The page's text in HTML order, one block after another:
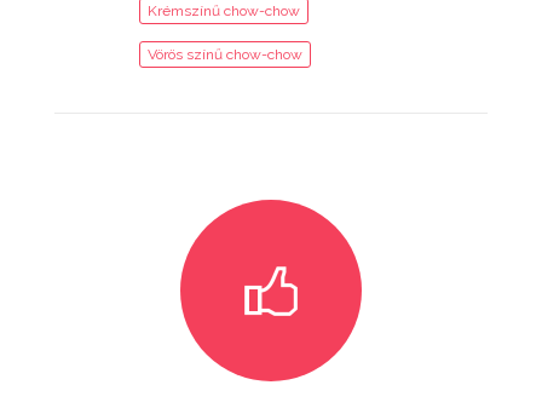
Krémszínű chow-chow
Vörös színű chow-chow